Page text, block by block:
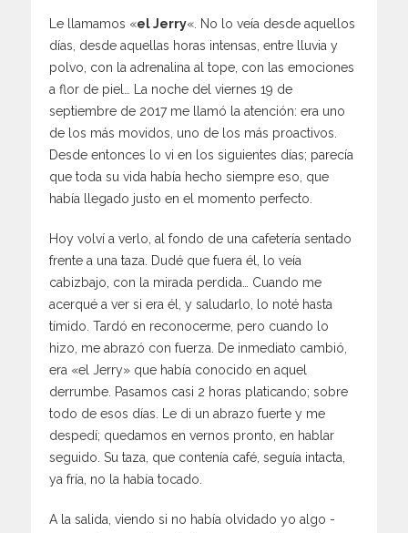
Le llamamos «el Jerry«. No lo veía desde aquellos
días, desde aquellas horas intensas, entre lluvia y
polvo, con la adrenalina al tope, con las emociones
a flor de piel… La noche del viernes 19 de
septiembre de 2017 me llamó la atención: era uno
de los más movidos, uno de los más proactivos.
Desde entonces lo vi en los siguientes días; parecía
que toda su vida había hecho siempre eso, que
había llegado justo en el momento perfecto.
Hoy volví a verlo, al fondo de una cafetería sentado
frente a una taza. Dudé que fuera él, lo veía
cabizbajo, con la mirada perdida… Cuando me
acerqué a ver si era él, y saludarlo, lo noté hasta
tímido. Tardó en reconocerme, pero cuando lo
hizo, me abrazó con fuerza. De inmediato cambió,
era «el Jerry» que había conocido en aquel
derrumbe. Pasamos casi 2 horas platicando; sobre
todo de esos días. Le di un abrazo fuerte y me
despedí; quedamos en vernos pronto, en hablar
seguido. Su taza, que contenía café, seguía intacta,
ya fría, no la había tocado.
A la salida, viendo si no había olvidado yo algo -